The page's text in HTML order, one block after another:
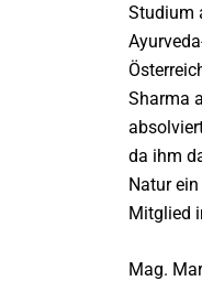
Studium
Sharma
da ihm
Natur
Mitglied
Mag.